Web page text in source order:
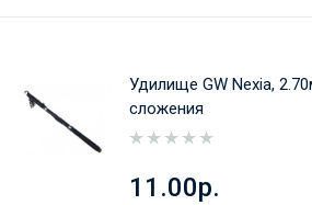
Удилище GW Nexia,
сложения
11.00р.